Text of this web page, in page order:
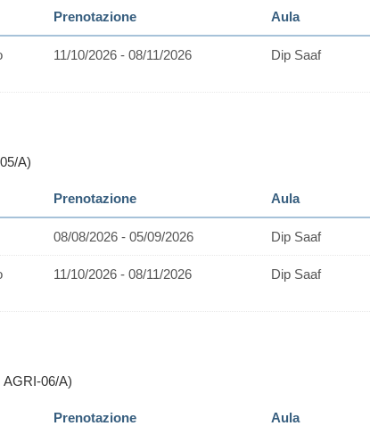
Prenotazione Aula
11/10/2026 - 08/11/2026 Dip Saaf
A)
Prenotazione Aula
08/08/2026 - 05/09/2026 Dip Saaf
11/10/2026 - 08/11/2026 Dip Saaf
06/A)
Prenotazione Aula